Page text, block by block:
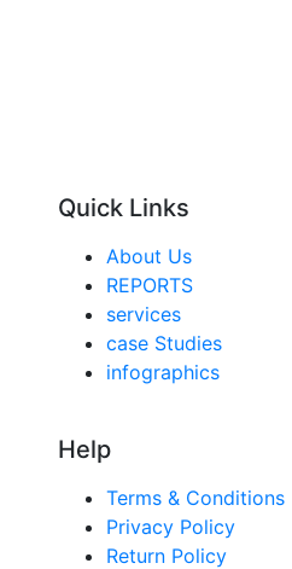
Quick Links
About Us
REPORTS
services
case Studies
infographics
Help
Terms & Conditions
Privacy Policy
Return Policy